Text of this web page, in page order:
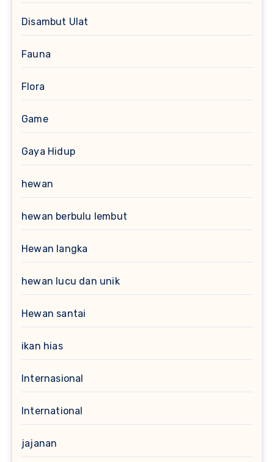
Disambut Ulat
Fauna
Flora
Game
Gaya Hidup
hewan
hewan berbulu lembut
Hewan langka
hewan lucu dan unik
Hewan santai
ikan hias
Internasional
International
jajanan